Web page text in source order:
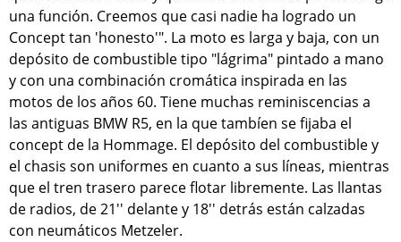
una función. Creemos que casi nadie ha logrado un
Concept tan 'honesto'". La moto es larga y baja, con un
depósito de combustible tipo "lágrima" pintado a mano
y con una combinación cromática inspirada en las
motos de los años 60. Tiene muchas reminiscencias a
las antiguas BMW R5, en la que tambíen se fijaba el
concept de la Hommage. El depósito del combustible y
el chasis son uniformes en cuanto a sus líneas, mientras
que el tren trasero parece flotar libremente. Las llantas
de radios, de 21'' delante y 18'' detrás están calzadas
con neumáticos Metzeler.